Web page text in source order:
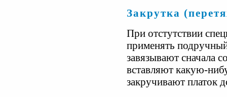
Закрутка
При отстутствии
применять
завязывают сначала
вставляют какую-
закручивают платок